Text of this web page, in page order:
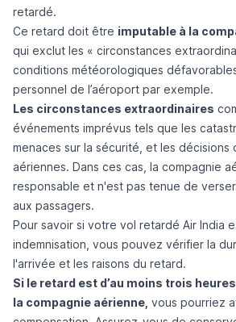
retardé.
Ce retard doit être imputable à la
qui exclut les « circonstances
conditions météorologiques
personnel de l’aéroport par exemple.
Les circonstances extraordinaires
événements imprévus tels que les
menaces sur la sécurité, et les décisions
aériennes. Dans ces cas, la compagnie
responsable et n'est pas tenue de
aux passagers.
Pour savoir si votre vol retardé Air India
indemnisation, vous pouvez vérifier la
l'arrivée et les raisons du retard.
Si le retard est d’au moins trois
la compagnie aérienne, vous pourriez